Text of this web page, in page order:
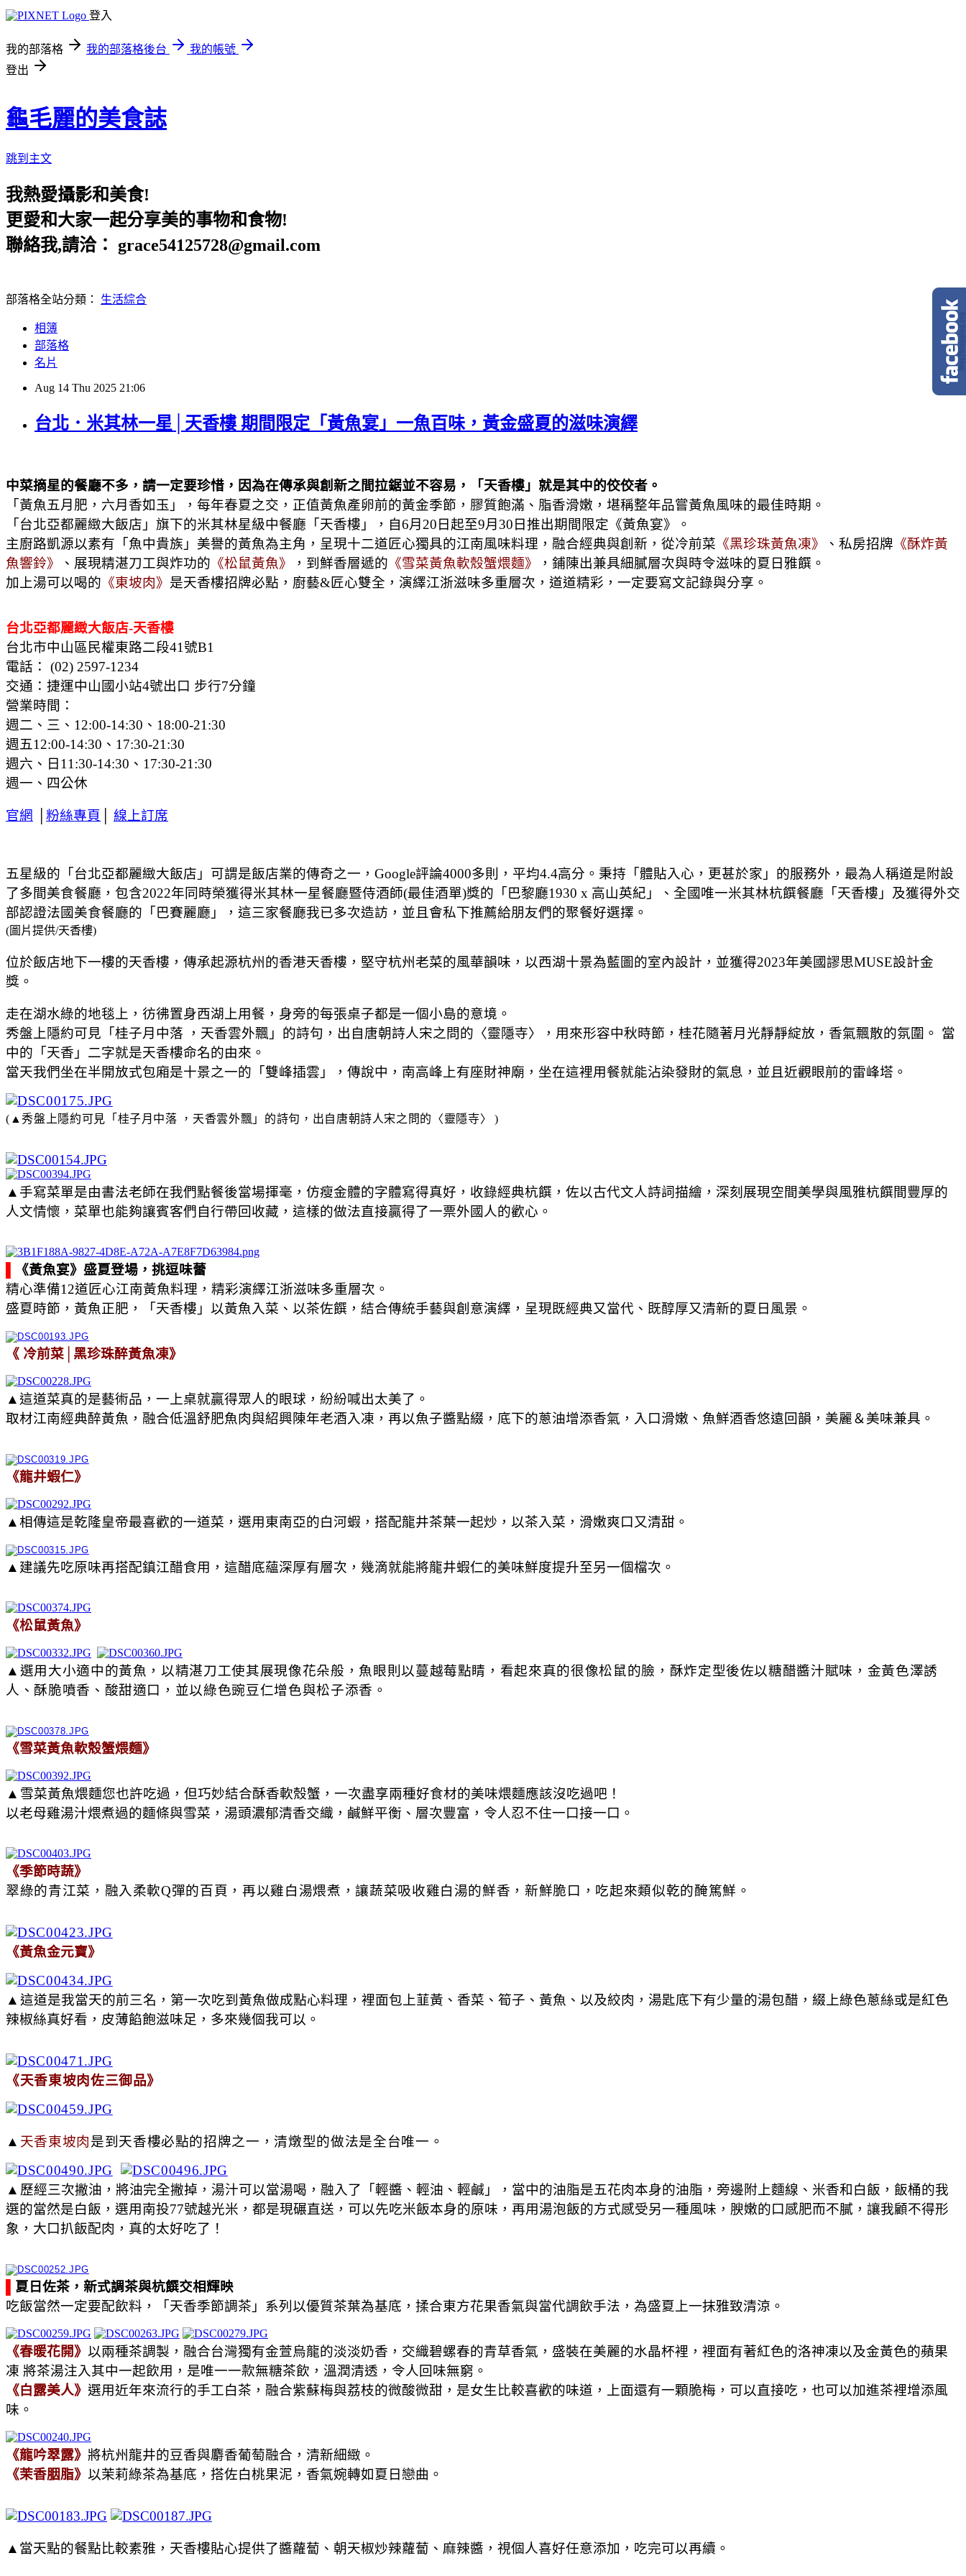
登入
我的部落格 我的部落格後台
我的帳號
登出
龜毛麗的美食誌
跳到主文
我熱愛攝影和美食!
更愛和大家一起分享美的事物和食物!
聯絡我,請洽： grace54125728@gmail.com
部落格全站分類： 生活綜合
相簿
部落格
名片
Aug 14 Thu 2025 21:06
台北．米其林一星│天香樓 期間限定「黃魚宴」一魚百味，黃金盛夏的滋味演繹
中菜摘星的餐廳不多，請一定要珍惜，因為在傳承與創新之間拉鋸並不容易，「天香樓」就是其中的佼佼者。
「黃魚五月肥，六月香如玉」，每年春夏之交，正值黃魚產卵前的黃金季節，膠質飽滿、脂香滑嫩，堪稱整年品嘗黃魚風味的最佳時期。
「台北亞都麗緻大飯店」旗下的米其林星級中餐廳「天香樓」，自6月20日起至9月30日推出期間限定《黃魚宴》。
主廚路凱源以素有「魚中貴族」美譽的黃魚為主角，呈現十二道匠心獨具的江南風味料理，融合經典與創新，從冷前菜 《黑珍珠黃魚凍》 、私房招牌 《酥炸黃
魚響鈴》
、展現精湛刀工與炸功的 《松鼠黃魚》 ，到鮮香層遞的 《雪菜黃魚軟殼蟹煨麵》
，鋪陳出兼具細膩層次與時令滋味的夏日雅饌。
加上湯可以喝的 《東坡肉》 是天香樓招牌必點，廚藝&匠心雙全，演繹江浙滋味多重層次，道道精彩，一定要寫文記錄與分享。
台北亞都麗緻大飯店-天香樓
台北市中山區民權東路二段41號B1
電話： (02) 2597-1234
交通：捷運中山國小站4號出口 步行7分鐘
營業時間：
週二、三、12:00-14:30、18:00-21:30
週五12:00-14:30、17:30-21:30
週六、日11:30-14:30、17:30-21:30
週一、四公休
官網 粉絲專頁 線上訂席
五星級的「台北亞都麗緻大飯店」可謂是飯店業的傳奇之一，Google評論4000多則，平均4.4高分。秉持「體貼入心，更甚於家」的服務外，最為人稱道是附設
了多間美食餐廳，包含2022年同時榮獲得米其林一星餐廳暨侍酒師(最佳酒單)獎的「巴黎廳1930 x 高山英紀」、全國唯一米其林杭饌餐廳「天香樓」及獲得外交
部認證法國美食餐廳的「巴賽麗廳」，這三家餐廳我已多次造訪，並且會私下推薦給朋友們的聚餐好選擇。
(圖片提供/天香樓)
位於飯店地下一樓的天香樓，傳承起源杭州的香港天香樓，堅守杭州老菜的風華韻味，以西湖十景為藍圖的室內設計，並獲得2023年美國謬思MUSE設計金
獎。
走在湖水綠的地毯上，彷彿置身西湖上用餐，身旁的每張桌子都是一個小島的意境。
秀盤上隱約可見「桂子月中落 ，天香雲外飄」的詩句，出自唐朝詩人宋之問的〈靈隱寺〉，用來形容中秋時節，桂花隨著月光靜靜綻放，香氣飄散的氛圍。 當
中的「天香」二字就是天香樓命名的由來。
當天我們坐在半開放式包廂是十景之一的「雙峰插雲」，傳說中，南高峰上有座財神廟，坐在這裡用餐就能沾染發財的氣息，並且近觀眼前的雷峰塔。
( ▲秀盤上隱約可見「桂子月中落 ，天香雲外飄」的詩句，出自唐朝詩人宋之問的〈靈隱寺〉 )
▲手寫菜單是由書法老師在我們點餐後當場揮毫，仿瘦金體的字體寫得真好，收錄經典杭饌，佐以古代文人詩詞描繪，深刻展現空間美學與風雅杭饌間豐厚的
人文情懷，菜單也能夠讓賓客們自行帶回收藏，這樣的做法直接贏得了一票外國人的歡心。
《黃魚宴》盛夏登場，挑逗味蕾
精心準備12道匠心江南黃魚料理，精彩演繹江浙滋味多重層次。
盛夏時節，黃魚正肥，「天香樓」以黃魚入菜、以茶佐饌，結合傳統手藝與創意演繹，呈現既經典又當代、既醇厚又清新的夏日風景。
《 冷前菜│黑珍珠醉黃魚凍》
▲這道菜真的是藝術品，一上桌就贏得眾人的眼球，紛紛喊出太美了。
取材江南經典醉黃魚，融合低溫舒肥魚肉與紹興陳年老酒入凍，再以魚子醬點綴，底下的蔥油增添香氣，入口滑嫩、魚鮮酒香悠遠回韻，美麗＆美味兼具。
《龍井蝦仁》
▲相傳這是乾隆皇帝最喜歡的一道菜，選用東南亞的白河蝦，搭配龍井茶葉一起炒，以茶入菜，滑嫩爽口又清甜。
▲建議先吃原味再搭配鎮江醋食用，這醋底蘊深厚有層次，幾滴就能將龍井蝦仁的美味鮮度提升至另一個檔次。
《松鼠黃魚》
▲選用大小適中的黃魚，以精湛刀工使其展現像花朵般，魚眼則以蔓越莓點睛，看起來真的很像松鼠的臉，酥炸定型後佐以糖醋醬汁賦味，金黃色澤誘
人、酥脆噴香、酸甜適口，並以綠色豌豆仁增色與松子添香。
《雪菜黃魚軟殼蟹煨麵》
▲ 雪菜黃魚煨麵您也許吃過，但巧妙結合酥香軟殼蟹，一次盡享兩種好食材的美味煨麵應該沒吃過吧！
以老母雞湯汁煨煮過的麵條與雪菜，湯頭濃郁清香交織，鹹鮮平衡、層次豐富，令人忍不住一口接一口。
《季節時蔬》
翠綠的青江菜，融入柔軟Q彈的百頁，再以雞白湯煨煮，讓蔬菜吸收雞白湯的鮮香，新鮮脆口，吃起來類似乾的醃篤鮮。
《黃魚金元寶》
▲ 這道是我當天的前三名，第一次吃到黃魚做成點心料理，裡面包上韮黃、香菜、筍子、黃魚、以及絞肉，湯匙底下有少量的湯包醋，綴上綠色蔥絲或是紅色
辣椒絲真好看，皮薄餡飽滋味足，多來幾個我可以。
《天香東坡肉佐三御品》
▲ 天香東坡肉是到天香樓必點的招牌之一，清燉型的做法是全台唯一。
▲ 歷經三次撇油，將油完全撇掉，湯汁可以當湯喝，融入了「輕醬、輕油、輕鹹」，當中的油脂是五花肉本身的油脂，旁邊附上麵線、米香和白飯，飯桶的我
選的當然是白飯，選用南投77號越光米，都是現碾直送，可以先吃米飯本身的原味，再用湯泡飯的方式感受另一種風味，腴嫩的口感肥而不膩，讓我顧不得形
象，大口扒飯配肉，真的太好吃了！
夏日佐茶，新式調茶與杭饌交相輝映
吃飯當然一定要配飲料，「天香季節調茶」系列以優質茶葉為基底，揉合東方花果香氣與當代調飲手法，為盛夏上一抹雅致清涼。
《春暖花開》 以兩種茶調製，融合台灣獨有金萱烏龍的淡淡奶香，交織碧螺春的青草香氣，盛裝在美麗的水晶杯裡，裡面有著紅色的洛神凍以及金黃色的蘋果
凍 將茶湯注入其中一起飲用，是唯一一款無糖茶飲，溫潤清透，令人回味無窮。
《白露美人》 選用近年來流行的手工白茶，融合紫蘇梅與荔枝的微酸微甜，是女生比較喜歡的味道，上面還有一顆脆梅，可以直接吃，也可以加進茶裡增添風
味。
《龍吟翠露》 將杭州龍井的豆香與麝香葡萄融合，清新細緻。
《茉香胭脂》 以茉莉綠茶為基底，搭佐白桃果泥，香氣婉轉如夏日戀曲。
▲當天點的餐點比較素雅，天香樓貼心提供了醬蘿蔔、朝天椒炒辣蘿蔔、麻辣醬，視個人喜好任意添加，吃完可以再續。